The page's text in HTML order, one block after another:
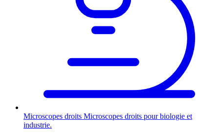
Microscopes droits Microscopes droits pour biologie et
industrie.